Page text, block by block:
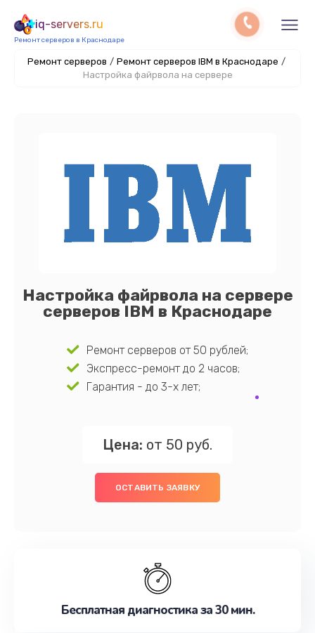
iq-servers.ru
Ремонт серверов в Краснодаре
Ремонт серверов / Ремонт серверов IBM в Краснодаре /
Настройка файрвола на сервере
Настройка файрвола на сервере
серверов IBM в Краснодаре
Ремонт серверов от 50 рублей;
Экспресс-ремонт до 2 часов;
Гарантия - до 3-х лет;
Цена: от 50 руб.
ОСТАВИТЬ ЗАЯВКУ
Бесплатная диагностика за 30 мин.